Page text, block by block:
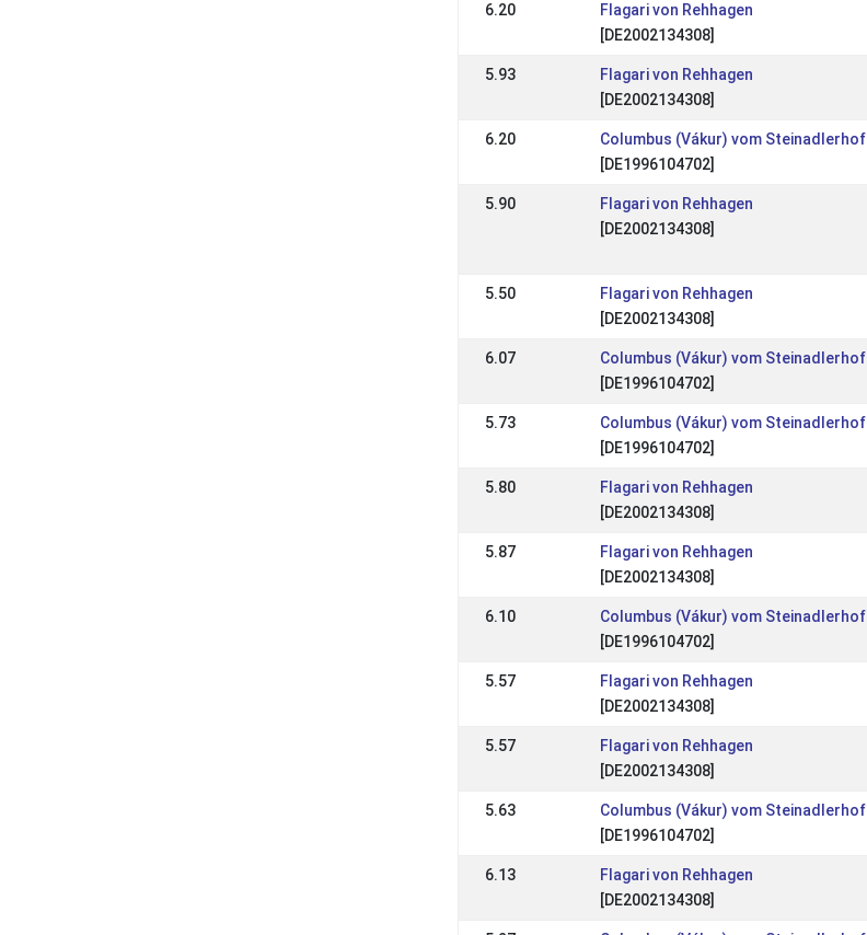
6.20
Flagari von Rehhagen
[DE2002134308]
5.93
Flagari von Rehhagen
[DE2002134308]
6.20
Columbus (Vákur) vom Steinadlerhof
[DE1996104702]
5.90
Flagari von Rehhagen
[DE2002134308]
5.50
Flagari von Rehhagen
[DE2002134308]
6.07
Columbus (Vákur) vom Steinadlerhof
[DE1996104702]
5.73
Columbus (Vákur) vom Steinadlerhof
[DE1996104702]
5.80
Flagari von Rehhagen
[DE2002134308]
5.87
Flagari von Rehhagen
[DE2002134308]
6.10
Columbus (Vákur) vom Steinadlerhof
[DE1996104702]
5.57
Flagari von Rehhagen
[DE2002134308]
5.57
Flagari von Rehhagen
[DE2002134308]
5.63
Columbus (Vákur) vom Steinadlerhof
[DE1996104702]
6.13
Flagari von Rehhagen
[DE2002134308]